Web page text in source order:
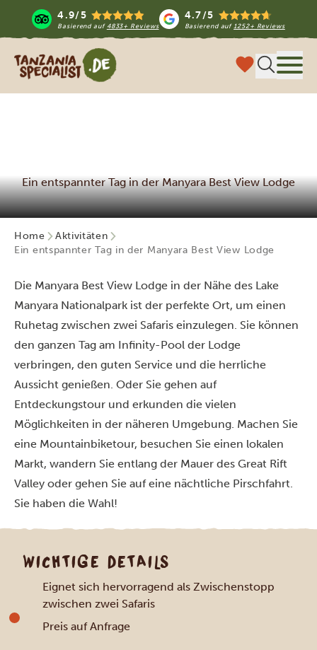
4.9/5
Basierend auf 4833+ Reviews
4.7/5
Basierend auf1252+ Reviews
Tanzania Specialist
Ein entspannter Tag in der Manyara Best View Lodge
Home
Aktivitäten
Ein entspannter Tag in der Manyara Best View Lodge
Die Manyara Best View Lodge in der Nähe des Lake
Manyara Nationalpark ist der perfekte Ort, um einen
Ruhetag zwischen zwei Safaris einzulegen. Sie können
den ganzen Tag am Infinity-Pool der Lodge
verbringen, den guten Service und die herrliche
Aussicht genießen. Oder Sie gehen auf
Entdeckungstour und erkunden die vielen
Möglichkeiten in der näheren Umgebung. Machen Sie
eine Mountainbiketour, besuchen Sie einen lokalen
Markt, wandern Sie entlang der Mauer des Great Rift
Valley oder gehen Sie auf eine nächtliche Pirschfahrt.
Sie haben die Wahl!
WICHTIGE DETAILS
Eignet sich hervorragend als Zwischenstopp
zwischen zwei Safaris
Preis auf Anfrage